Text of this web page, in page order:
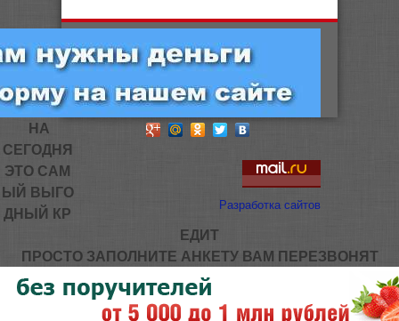
Разработка сайтов
НА
СЕГОДНЯ
ЭТО САМ
ЫЙ ВЫГО
ДНЫЙ КР
ЕДИТ
ПРОСТО ЗАПОЛНИТЕ АНКЕТУ ВАМ ПЕРЕЗВОНЯТ